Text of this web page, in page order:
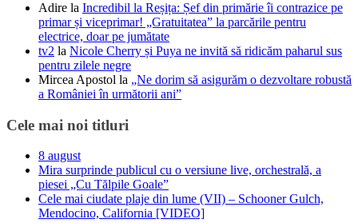
Adire la Incredibil la Reșița: Șef din primărie îi contrazice pe
primar și viceprimar! „Gratuitatea” la parcările pentru
electrice, doar pe jumătate
tv2 la Nicole Cherry și Puya ne invită să ridicăm paharul sus
pentru zilele negre
Mircea Apostol la „Ne dorim să asigurăm o dezvoltare robustă
a României în următorii ani”
Cele mai noi titluri
8 august
Mira surprinde publicul cu o versiune live, orchestrală, a
piesei „Cu Tălpile Goale”
Cele mai ciudate plaje din lume (VII) – Schooner Gulch,
Mendocino, California [VIDEO]